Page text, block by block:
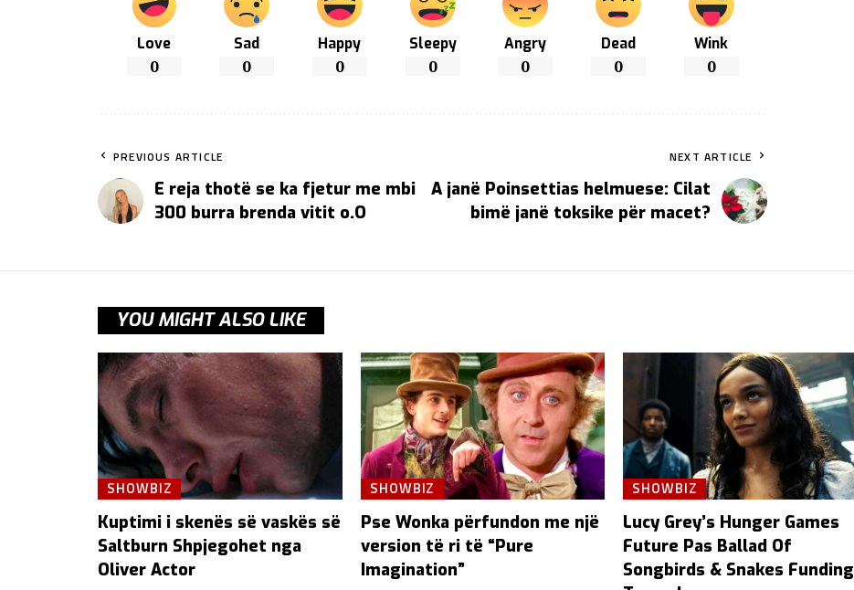
Love
0
Sad
0
Happy
0
Sleepy
0
Angry
0
Dead
0
Wink
0
PREVIOUS ARTICLE
E reja thotë se ka fjetur me mbi
300 burra brenda vitit o.O
NEXT ARTICLE
A janë Poinsettias helmuese: Cilat
bimë janë toksike për macet?
YOU MIGHT ALSO LIKE
SHOWBIZ
Kuptimi i skenës së vaskës së
Saltburn Shpjegohet nga
Oliver Actor
SHOWBIZ
Pse Wonka përfundon me një
version të ri të “Pure
Imagination”
SHOWBIZ
Lucy Grey’s Hunger Games
Future Pas Ballad Of
Songbirds & Snakes Funding